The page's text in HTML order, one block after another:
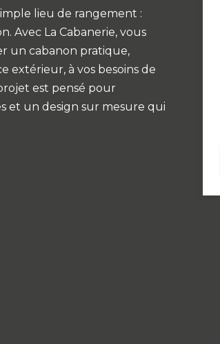
lieu de rangement :
Avec La Cabanerie, vous
un cabanon pratique,
extérieur, à vos besoins de
est pensé pour
et un design sur mesure qui